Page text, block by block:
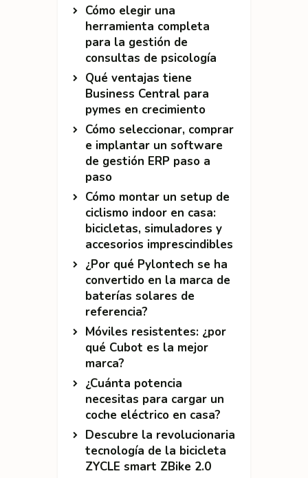
Cómo elegir una
herramienta completa
para la gestión de
consultas de psicología
Qué ventajas tiene
Business Central para
pymes en crecimiento
Cómo seleccionar, comprar
e implantar un software
de gestión ERP paso a
paso
Cómo montar un setup de
ciclismo indoor en casa:
bicicletas, simuladores y
accesorios imprescindibles
¿Por qué Pylontech se ha
convertido en la marca de
baterías solares de
referencia?
Móviles resistentes: ¿por
qué Cubot es la mejor
marca?
¿Cuánta potencia
necesitas para cargar un
coche eléctrico en casa?
Descubre la revolucionaria
tecnología de la bicicleta
ZYCLE smart ZBike 2.0